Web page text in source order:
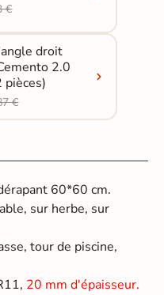
€
droit
2.0
pièces)
€
60*60 cm.
sur herbe, sur
tour de piscine,
20 mm d'épaisseur.